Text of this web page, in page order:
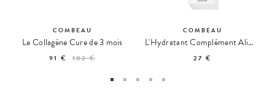
COMBEAU
Le Collagène Cure de 3 mois
91 € 102 €
COMBEAU
L'Hydratant Complément Alimentaire aux Électrolytes Fruits Rouges
27 €